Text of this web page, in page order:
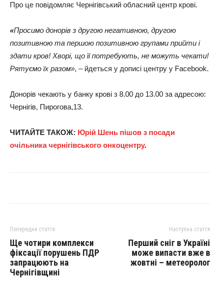
Про це повідомляє Чернігівський обласний центр крові.
«Просимо донорів з другою негативною, другою
позитивною та першою позитивною групами прийти і
здати кров! Хворі, що її потребують, не можуть чекати!
Рятуємо їх разом», – йдеться у дописі центру у Facebook.
Донорів чекають у банку крові з 8.00 до 13.00 за адресою:
Чернігів, Пирогова,13.
ЧИТАЙТЕ ТАКОЖ: Юрій Шень пішов з посади
очільника чернігівського онкоцентру.
Попередня стаття
Ще чотири комплекси
фіксації порушень ПДР
запрацюють на
Чернігівщині
Наступна стаття
Перший сніг в Україні
може випасти вже в
жовтні – метеоролог